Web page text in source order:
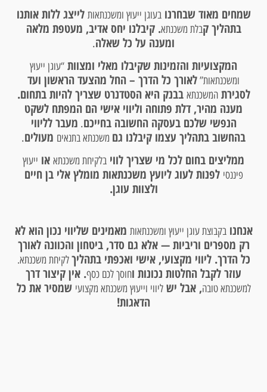
שמחים מאוד שבחרנובעוגן ייעוץ ומשכנתאות לייצג ללות אותנו
בתהליך קבלת משכנתא. קיבלנו יחס אדיב, מעטפת מלאה
ומענה על כל שאלה.
המקצועיות והזמינות שקיבלו מאלי ומצוות “עוגן ייעוץ
ומשכנתאות”לאורך כל הדרך – החל מהצעד הראשון ועד
לסגירתהמשכנתא בבנק היא הסטדנרט שצריך להיות בתחום.
מענה מהיר, דלת פתוחה וליווי אישי הם המפתח לשקט
הנפשי שלכם בעסקה החשובה בחייכם. מעבר לליווי
בהחשוב בתהליך עצמו קיבלנו גם משכנתא בתנאים מעולים.
ממליצים בחום לכל מי שצריך לווי בלקיחת משכנתא או ייעוץ
פיננסי לפנות לעוג ליועץ משכנתאות מומלץ אלי בן חיים
ולצוות עוגן.
אנחנובקבוצת עוגן ייעוץ ומשכנתאות מאמינים שליווי נכון הוא לא
רק מספרים וריביות — אלא גם סדר, ביטחון והכוונה לאורך
כל הדרך. ליווי מקצועי, אישי ואכפתי בתהליךלקיחת משכנתא.
עוזר לקבל החלטות נכונות וחוסך לכם כסף. אין קיצור דרך
למשכנתא טובה, אבל ישליווי וייעוץ משכנתא מקצועי שמסיר את כל
הדאגות!